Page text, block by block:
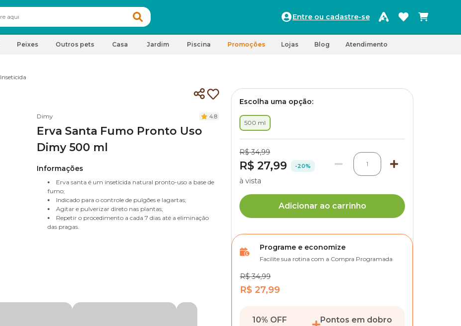
Entre ou cadastre-se
Peixes Outros pets Casa Jardim Piscina Promoções Lojas Blog Atendimento
Inseticida
Dimy 4.8
Erva Santa Fumo Pronto Uso
Dimy 500 ml
Informações
Erva santa é um inseticida natural pronto-uso a base de
fumo;
Indicado para o controle de pulgões e lagartas;
Agitar e pulverizar direto nas plantas;
Repetir o procedimento a cada 7 dias até a eliminação
das pragas.
Escolha uma opção:
500 ml
R$ 34,99
R$ 27,99 -20% 1
à vista
Adicionar ao carrinho
Programe e economize
Facilite sua rotina com a Compra Programada
R$ 34,99
R$ 27,99
10% OFF Pontos em dobro